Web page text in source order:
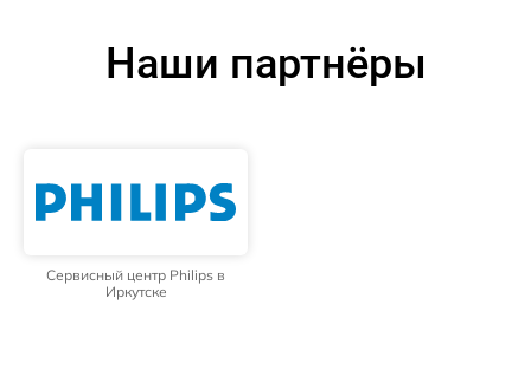
Наши партнёры
Сервисный центр Philips в
Иркутске